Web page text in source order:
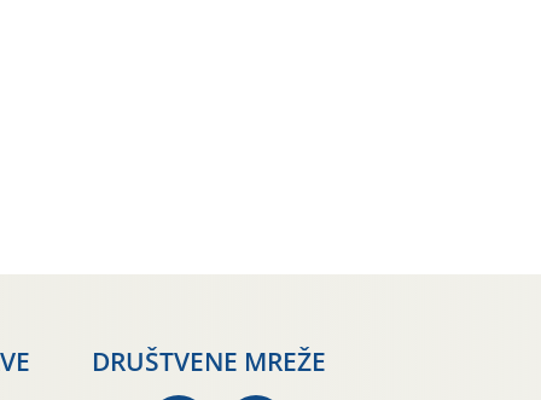
DRUŠTVENE MREŽE